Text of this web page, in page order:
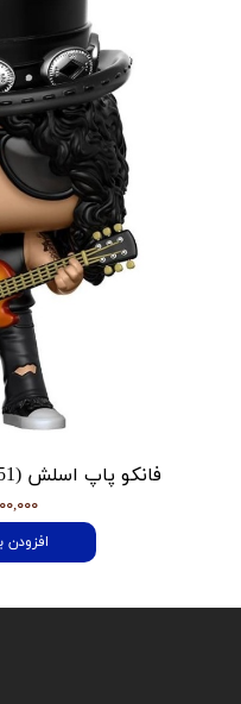
فانکو پاپ اسلش Guns 'N Roses - Slash (51)